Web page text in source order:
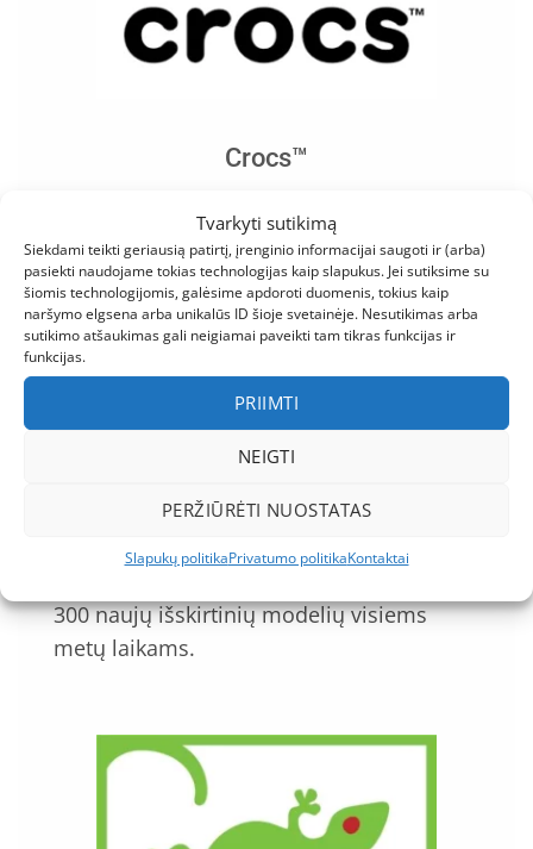
Tvarkyti sutikimą
Siekdami teikti geriausią patirtį, įrenginio informacijai saugoti ir (arba)
pasiekti naudojame tokias technologijas kaip slapukus. Jei sutiksime su
šiomis technologijomis, galėsime apdoroti duomenis, tokius kaip
naršymo elgsena arba unikalūs ID šioje svetainėje. Nesutikimas arba
sutikimo atšaukimas gali neigiamai paveikti tam tikras funkcijas ir
funkcijas.
PRIIMTI
NEIGTI
PERŽIŪRĖTI NUOSTATAS
Slapukų politikaPrivatumo politikaKontaktai
Crocs™
gamintojų pasaulyje, kuriantis unikalaus
dizaino avalynę vyrams, moterims bei
vaikams. Pasaulyje ši ryškiaspalvė avalynė
sparčiai išpopuliarėjo dėl savito ir
išskirtinio dizaino, patogumo, minkštumo
bei lengvo pritaikymo tiek darbe, tiek
asmeniniame gyvenime. Nuo savo veiklos
daugiau nei 300 milijonų batų porų,
TM
300 naujų išskirtinių modelių visiems
metų laikams.